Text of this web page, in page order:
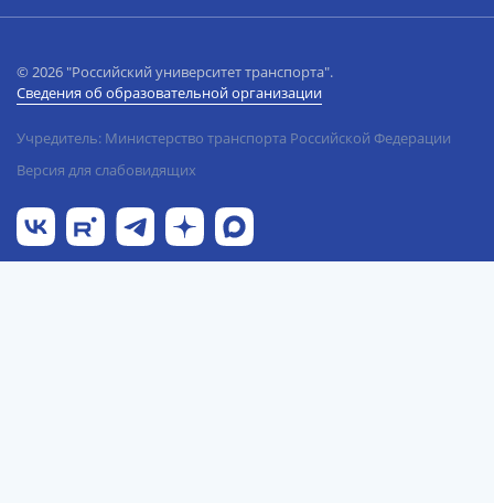
© 2026 "Российский университет транспорта".
Сведения об образовательной организации
Учредитель: Министерство транспорта Российской Федерации
Версия для слабовидящих